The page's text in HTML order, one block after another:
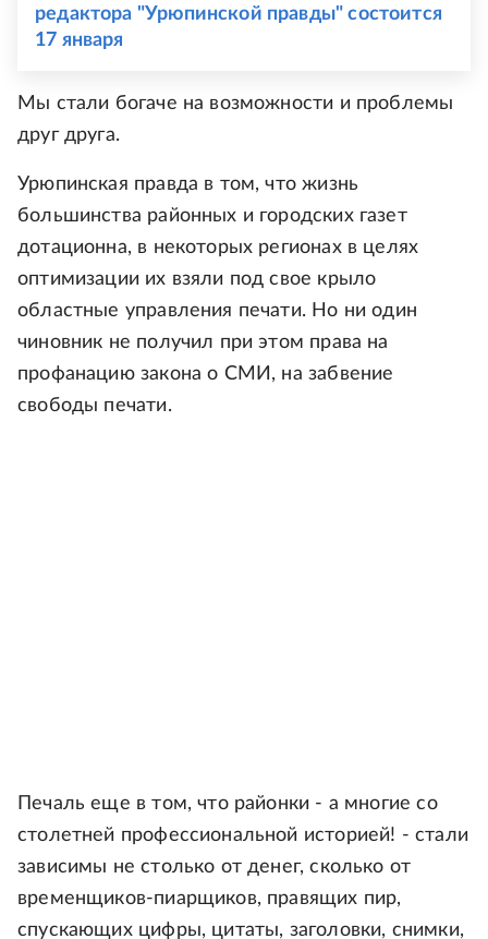
редактора "Урюпинской правды" состоится
17 января
Мы стали богаче на возможности и проблемы
друг друга.
Урюпинская правда в том, что жизнь
большинства районных и городских газет
дотационна, в некоторых регионах в целях
оптимизации их взяли под свое крыло
областные управления печати. Но ни один
чиновник не получил при этом права на
профанацию закона о СМИ, на забвение
свободы печати.
Печаль еще в том, что районки - а многие со
столетней профессиональной историей! - стали
зависимы не столько от денег, сколько от
временщиков-пиарщиков, правящих пир,
спускающих цифры, цитаты, заголовки, снимки,